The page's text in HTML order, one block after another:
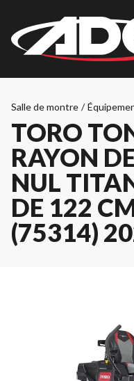
Salle de montre /
TORO
RAYON
NUL
DE 122
(75314)